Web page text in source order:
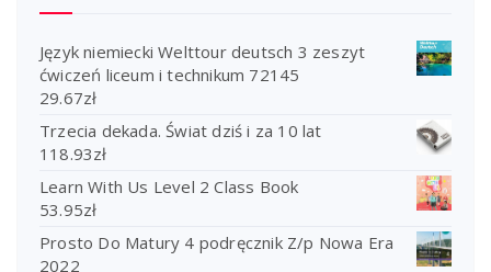
Język niemiecki Welttour deutsch 3 zeszyt
ćwiczeń liceum i technikum 72145
29.67zł
Trzecia dekada. Świat dziś i za 10 lat
118.93zł
Learn With Us Level 2 Class Book
53.95zł
Prosto Do Matury 4 podręcznik Z/p Nowa Era
2022